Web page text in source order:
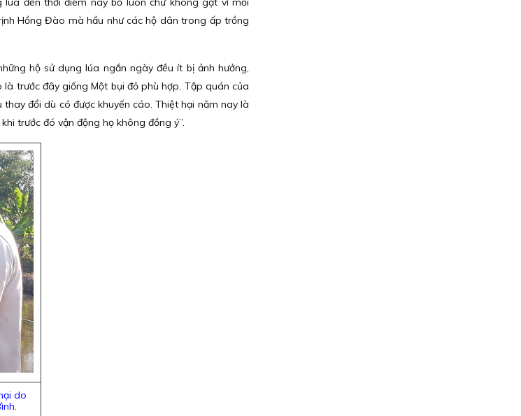
Hồng Đào mà hầu như các hộ dân trong ấp trồng
hộ sử dụng lúa ngắn ngày đều ít bị ảnh hưởng,
trước đây giống Một bụi đỏ phù hợp. Tập quán của
đổi dù có được khuyến cáo. Thiệt hại năm nay là
trước đó vận động họ không đồng ý”.
do